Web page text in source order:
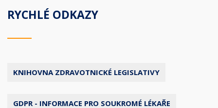
RYCHLÉ ODKAZY
KNIHOVNA ZDRAVOTNICKÉ LEGISLATIVY
GDPR - INFORMACE PRO SOUKROMÉ LÉKAŘE